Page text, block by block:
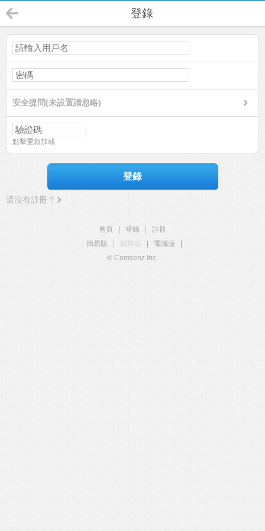
登錄
安全提問(未設置請忽略)
點擊重新加載
登錄
還沒有註冊？
首頁 登錄
註冊
簡易版
觸屏版 電腦版
© Comsenz Inc.